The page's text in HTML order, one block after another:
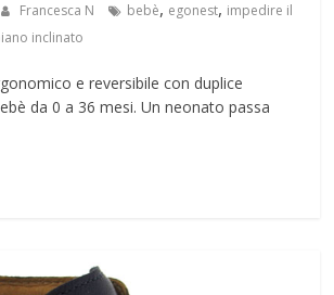
Francesca N bebè, egonest, impedire il
inclinato
e reversibile con duplice
da 0 a 36 mesi. Un neonato passa